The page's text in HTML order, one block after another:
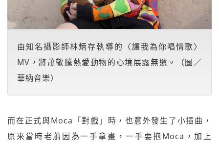
由知名攝影師林炳存執導的〈讓我為你唱情歌〉
MV，將蕭敬騰熱愛動物的心境展露無遺。（圖／
華納音樂）
而在正式與Moca「對戲」時，也意外發生了小插曲，
原來當時老蕭因為一手拿畫，一手要抱Moca，加上